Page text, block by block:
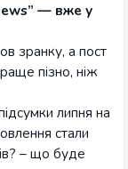
— вже у
зранку, а пост
пізно, ніж
липня на
стали
– що буде